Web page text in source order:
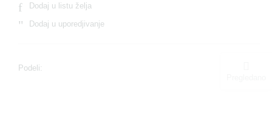
Dodaj u listu želja
Dodaj u uporedjivanje
Podeli: